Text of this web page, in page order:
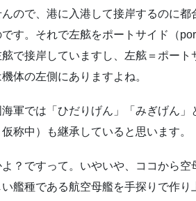
ので、港に入港して接岸するのに
す。それで左舷をポートサイド（
で接岸していますし、左舷＝ポー
体の左側にありますよね。
軍では「ひだりげん」「みぎげん
称中）も継承していると思います。
？ですって。いやいや、ココから空
艦種である航空母艦を手探りで作